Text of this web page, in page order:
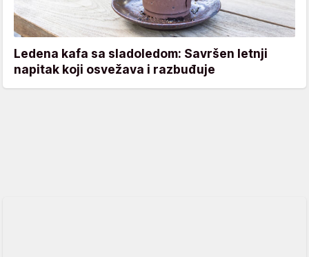
Ledena kafa sa sladoledom: Savršen letnji
napitak koji osvežava i razbuđuje